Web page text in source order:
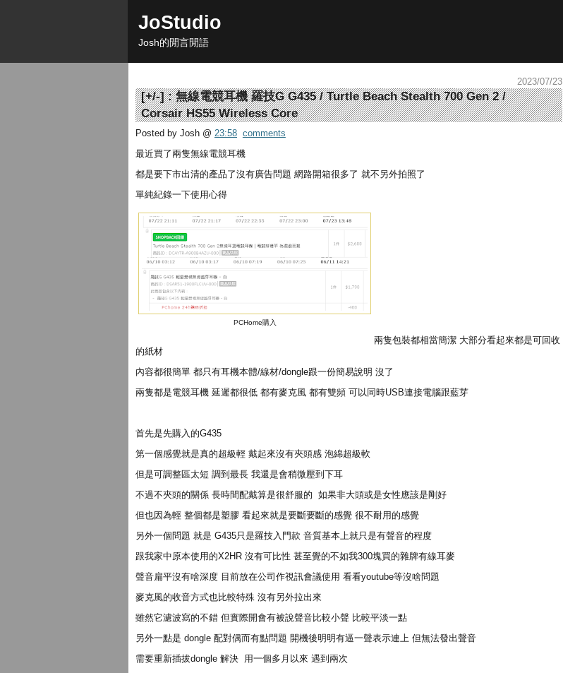
JoStudio
Josh的閒言閒語
2023/07/23
[+/-] :無線電競耳機 羅技G G435 / Turtle Beach Stealth 700 Gen 2 /
Corsair HS55 Wireless Core
Posted by Josh @ 23:58 comments
最近買了兩隻無線電競耳機
都是要下市出清的產品了沒有廣告問題 網路開箱很多了 就不另外拍照了
單純紀錄一下使用心得
PCHome購入
兩隻包裝都相當簡潔 大部分看起來都是可回收
的紙材
內容都很簡單 都只有耳機本體/線材/dongle跟一份簡易說明 沒了
兩隻都是電競耳機 延遲都很低 都有麥克風 都有雙頻 可以同時USB連接電腦跟藍芽
首先是先購入的G435
第一個感覺就是真的超級輕 戴起來沒有夾頭感 泡綿超級軟
但是可調整區太短 調到最長 我還是會稍微壓到下耳
不過不夾頭的關係 長時間配戴算是很舒服的 如果非大頭或是女性應該是剛好
但也因為輕 整個都是塑膠 看起來就是要斷要斷的感覺 很不耐用的感覺
另外一個問題 就是 G435只是羅技入門款 音質基本上就只是有聲音的程度
跟我家中原本使用的X2HR 沒有可比性 甚至覺的不如我300塊買的雜牌有線耳麥
聲音扁平沒有啥深度 目前放在公司作視訊會議使用 看看youtube等沒啥問題
麥克風的收音方式也比較特殊 沒有另外拉出來
雖然它濾波寫的不錯 但實際開會有被說聲音比較小聲 比較平淡一點
另外一點是 dongle 配對偶而有點問題 開機後明明有逼一聲表示連上 但無法發出聲音
需要重新插拔dongle 解決 用一個多月以來 遇到兩次